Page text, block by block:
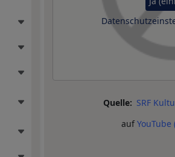
Quelle
SRF
aufYouTube